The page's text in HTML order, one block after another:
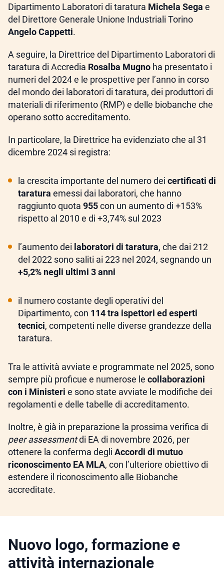
Dipartimento Laboratori di taratura Michela Sega e
del Direttore Generale Unione Industriali Torino
Angelo Cappetti.
A seguire, la Direttrice del Dipartimento Laboratori di
taratura di Accredia Rosalba Mugno ha presentato i
numeri del 2024 e le prospettive per l’anno in corso
del mondo dei laboratori di taratura, dei produttori di
materiali di riferimento (RMP) e delle biobanche che
operano sotto accreditamento.
In particolare, la Direttrice ha evidenziato che al 31
dicembre 2024 si registra:
la crescita importante del numero dei certificati di
taratura emessi dai laboratori, che hanno
raggiunto quota 955con un aumento di +153%
rispetto al 2010 e di +3,74% sul 2023
l’aumento dei laboratori di taratura, che dai 212
del 2022 sono saliti ai 223 nel 2024, segnando un
+5,2% negli ultimi 3 anni
il numero costante degli operativi del
Dipartimento, con 114 tra ispettori ed esperti
tecnici, competenti nelle diverse grandezze della
taratura.
Tra le attività avviate e programmate nel 2025, sono
sempre più proficue e numerose le collaborazioni
con i Ministeri e sono state avviate le modifiche dei
regolamenti e delle tabelle di accreditamento.
Inoltre, è già in preparazione la prossima verifica di
peer assessmentdi EA di novembre 2026, per
ottenere la conferma degli Accordi di mutuo
riconoscimento EA MLA, con l’ulteriore obiettivo di
estendere il riconoscimento alle Biobanche
accreditate.
Nuovo logo, formazione e
attività internazionale